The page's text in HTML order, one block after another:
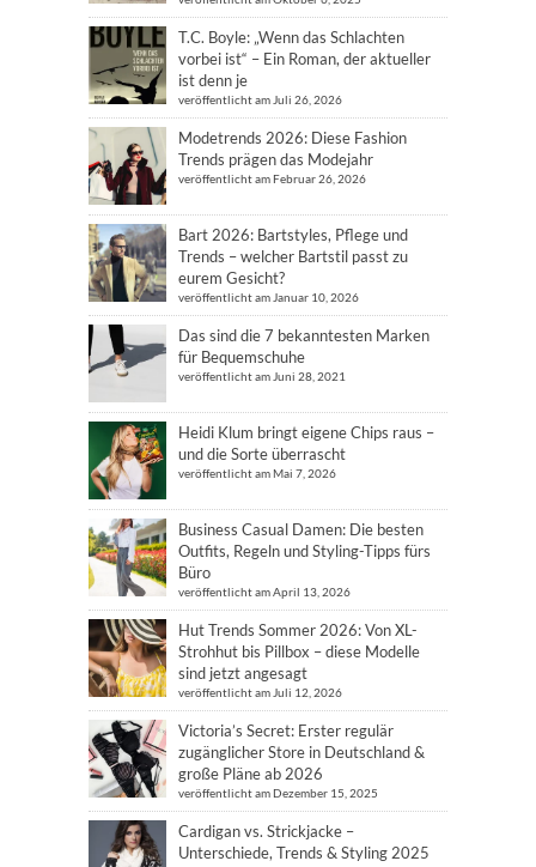
T.C. Boyle: „Wenn das Schlachten
vorbei ist“ – Ein Roman, der aktueller
ist denn je
veröffentlicht am Juli 26, 2026
Modetrends 2026: Diese Fashion
Trends prägen das Modejahr
veröffentlicht am Februar 26, 2026
Bart 2026: Bartstyles, Pflege und
Trends – welcher Bartstil passt zu
eurem Gesicht?
veröffentlicht am Januar 10, 2026
Das sind die 7 bekanntesten Marken
für Bequemschuhe
veröffentlicht am Juni 28, 2021
Heidi Klum bringt eigene Chips raus –
und die Sorte überrascht
veröffentlicht am Mai 7, 2026
Business Casual Damen: Die besten
Outfits, Regeln und Styling-Tipps fürs
Büro
veröffentlicht am April 13, 2026
Hut Trends Sommer 2026: Von XL-
Strohhut bis Pillbox – diese Modelle
sind jetzt angesagt
veröffentlicht am Juli 12, 2026
Victoria’s Secret: Erster regulär
zugänglicher Store in Deutschland &
große Pläne ab 2026
veröffentlicht am Dezember 15, 2025
Cardigan vs. Strickjacke –
Unterschiede, Trends & Styling 2025